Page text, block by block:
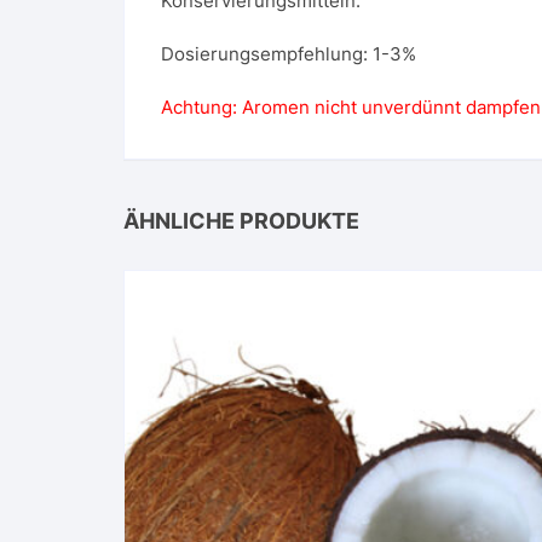
Dosierungsempfehlung: 1-3%
Achtung: Aromen nicht unverdünnt
ÄHNLICHE PRODUKTE